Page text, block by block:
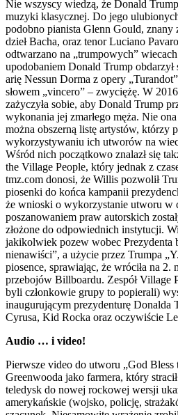
Nie wszyscy wiedzą, że Donald
muzyki klasycznej. Do jego
podobno pianista Glenn Gould,
dzieł Bacha, oraz tenor Luciano
odtwarzano na „trumpowych”
upodobaniem Donald Trump obdarzył
arię Nessun Dorma z opery
słowem „vincero” – zwyciężę. W
zażyczyła sobie, aby Donald Trump
wykonania jej zmarłego męża. Nie
można obszerną listę artystów, którzy
wykorzystywaniu ich utworów na
Wśród nich początkowo znalazł się
the Village People, który jednak z
tmz.com donosi, że Willis pozwolił
piosenki do końca kampanii
że wnioski o wykorzystanie utworu w
poszanowaniem praw autorskich
złożone do odpowiednich instytucji.
jakikolwiek pozew wobec Prezydenta
nienawiści”, a użycie przez Trumpa
piosence, sprawiając, że wróciła na
przebojów Billboardu. Zespół Village
byli członkowie grupy to popierali)
inaugurującym prezydenturę Donalda
Cyrusa, Kid Rocka oraz oczywiście
Audio … i video!
Pierwsze video do utworu „God Bless
Greenwooda jako farmera, który
teledysk do nowej rockowej wersji
amerykańskie (wojsko, policję,